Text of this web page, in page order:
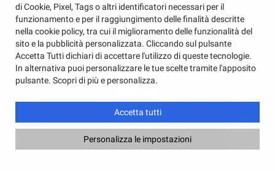
di Cookie, Pixel, Tags o altri identificatori necessari per il
funzionamento e per il raggiungimento delle finalità descritte
nella cookie policy, tra cui il miglioramento delle funzionalità del
sito e la pubblicità personalizzata. Cliccando sul pulsante
Accetta Tutti dichiari di accettare l'utilizzo di queste tecnologie.
In alternativa puoi personalizzare le tue scelte tramite l'apposito
pulsante. Scopri di più e personalizza.
Accetta tutti
Personalizza le impostazioni